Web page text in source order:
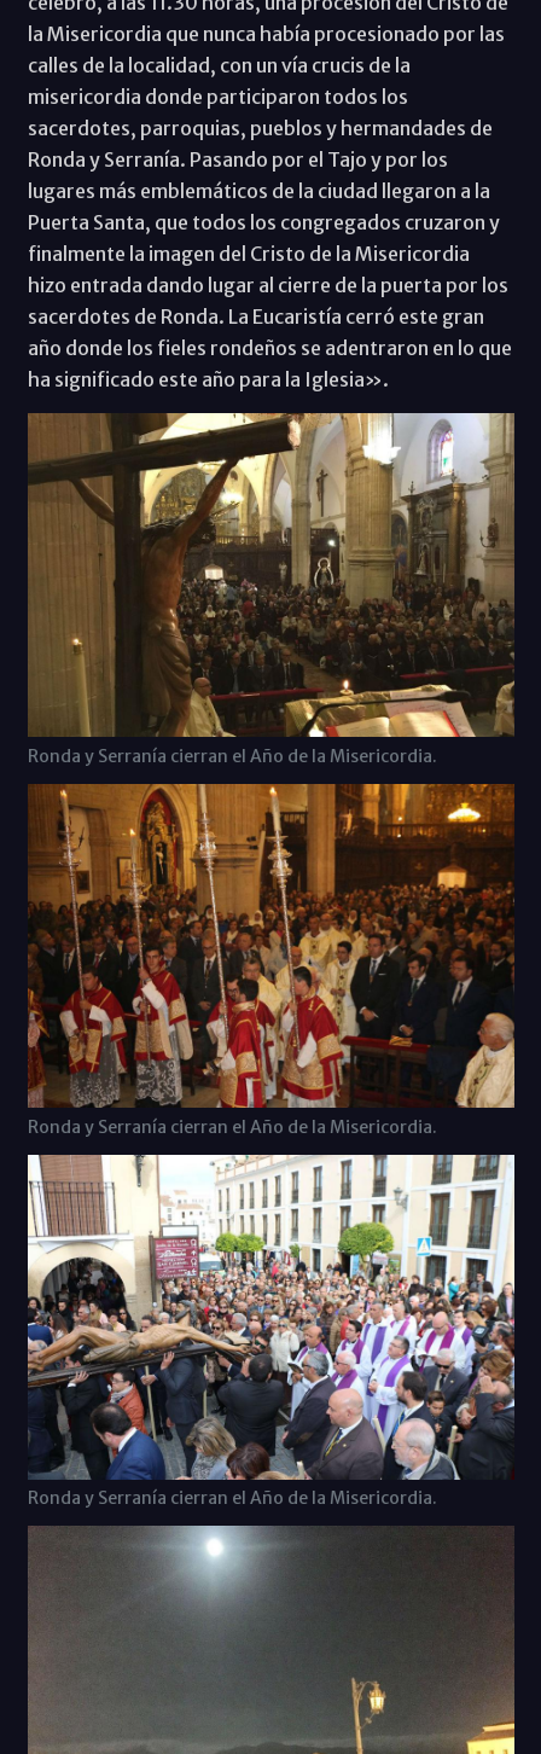
la Misericordia que nunca había procesionado por las
calles de la localidad, con un vía crucis de la
misericordia donde participaron todos los
sacerdotes, parroquias, pueblos y hermandades de
Ronda y Serranía. Pasando por el Tajo y por los
lugares más emblemáticos de la ciudad llegaron a la
Puerta Santa, que todos los congregados cruzaron y
finalmente la imagen del Cristo de la Misericordia
hizo entrada dando lugar al cierre de la puerta por los
sacerdotes de Ronda. La Eucaristía cerró este gran
año donde los fieles rondeños se adentraron en lo que
ha significado este año para la Iglesia».
Ronda y Serranía cierran el Año de la Misericordia.
Ronda y Serranía cierran el Año de la Misericordia.
Ronda y Serranía cierran el Año de la Misericordia.